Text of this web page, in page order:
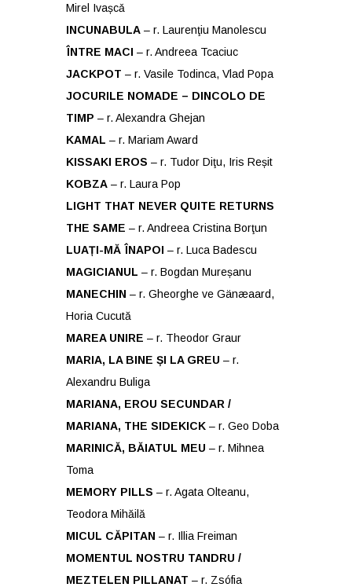
Mirel Ivașcǎ
INCUNABULA – r. Laurenţiu Manolescu
ÎNTRE MACI – r. Andreea Tcaciuc
JACKPOT – r. Vasile Todinca, Vlad Popa
JOCURILE NOMADE – DINCOLO DE
TIMP – r. Alexandra Ghejan
KAMAL – r. Mariam Award
KISSAKI EROS – r. Tudor Diţu, Iris Reșit
KOBZA – r. Laura Pop
LIGHT THAT NEVER QUITE RETURNS
THE SAME – r. Andreea Cristina Borţun
LUAȚI-MĂ ÎNAPOI – r. Luca Badescu
MAGICIANUL – r. Bogdan Mureșanu
MANECHIN – r. Gheorghe ve Gänæaard,
Horia Cucută
MAREA UNIRE – r. Theodor Graur
MARIA, LA BINE ȘI LA GREU – r.
Alexandru Buliga
MARIANA, EROU SECUNDAR /
MARIANA, THE SIDEKICK – r. Geo Doba
MARINICĂ, BĂIATUL MEU – r. Mihnea
Toma
MEMORY PILLS – r. Agata Olteanu,
Teodora Mihăilă
MICUL CĂPITAN – r. Illia Freiman
MOMENTUL NOSTRU TANDRU /
MEZTELEN PILLANAT – r. Zsófia